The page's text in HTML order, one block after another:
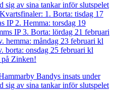
Bandys insats under
sig av sina tankar inför slutspelet